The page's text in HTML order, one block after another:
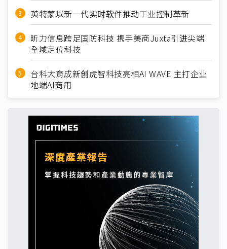
英特蒙以新一代实时软件推动工业控制革新
昕力信息跨足国防科技 携手美商Juxta引进尖端
全域定位科技
台科大育成新创虎智科技亮相AI WAVE 主打企业
地端AI商用